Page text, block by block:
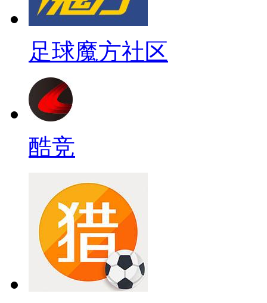
足球魔方社区
酷竞